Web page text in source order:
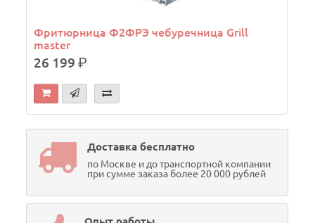
Фритюрница Ф2ФРЭ чебуречница Grill
master
26 199р.
Доставка бесплатно
по Москве и до транспортной компании
при сумме заказа более 20 000 рублей